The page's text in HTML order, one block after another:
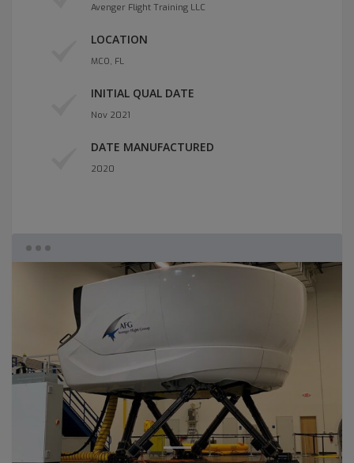
Avenger Flight Training LLC
LOCATION
MCO, FL
INITIAL QUAL DATE
Nov 2021
DATE MANUFACTURED
2020
1